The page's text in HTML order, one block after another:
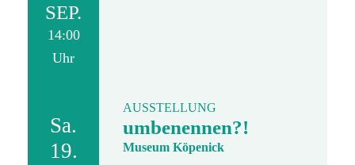
SEP.
14:00
Uhr
Sa.
19.
AUSSTELLUNG
umbenennen?!
Museum Köpenick